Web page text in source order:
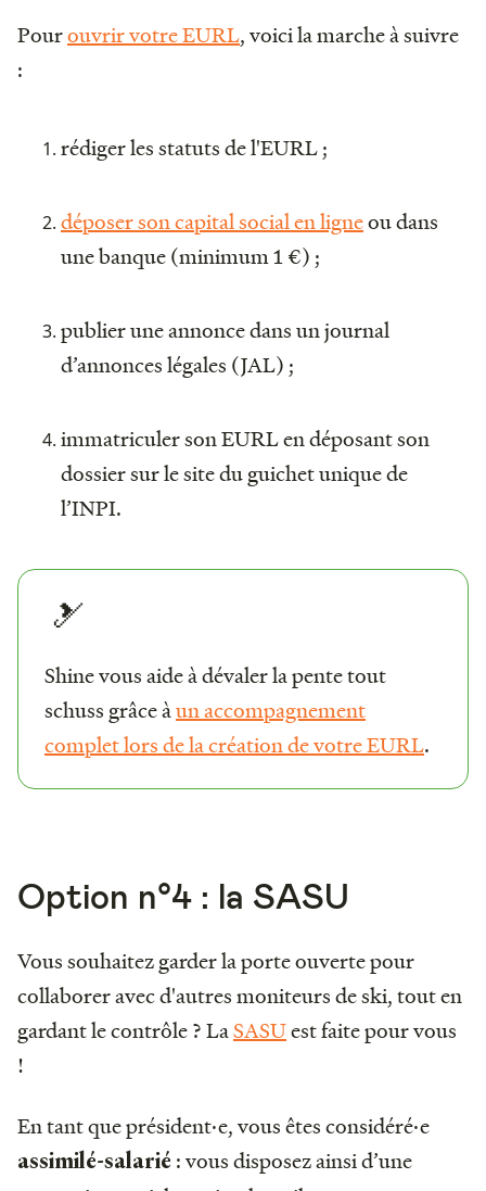
Pourouvrir votre EURL, voici la marche à suivre
:
rédiger les statuts de l'EURL ;
déposer son capital social en ligneou dans
une banque (minimum 1 €) ;
publier une annonce dans un journal
d’annonces légales (JAL) ;
immatriculer son EURL en déposant son
dossier sur le site du guichet unique de
l’INPI.
🎿
Shine vous aide à dévaler la pente tout
schuss grâce àun accompagnement
complet lors de la création de votre EURL.
Option n°4 : la SASU
Vous souhaitez garder la porte ouverte pour
collaborer avec d'autres moniteurs de ski, tout en
gardant le contrôle ? LaSASUest faite pour vous
!
En tant que président·e, vous êtes considéré·e
assimilé-salarié : vous disposez ainsi d’une